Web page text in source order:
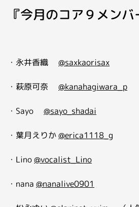
『今月のコア９メンバ
・永井香織 @saxkaorisax
・萩原可奈 @kanahagiwara_p
・Sayo @sayo_shadai
・葉月えりか@erica1118_g
・Lino@vocalist_Lino
・nana @nanalive0901